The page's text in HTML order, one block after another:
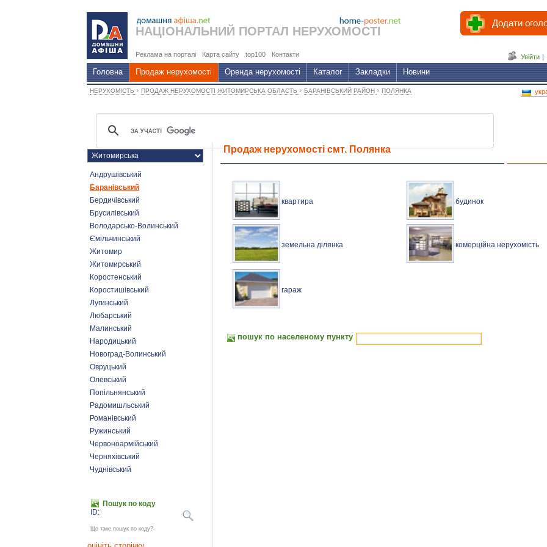
НАЦІОНАЛЬНИЙ ПОРТАЛ НЕРУХОМОСТІ
Додати
Реклама на порталі Карта сайту top100 Контакти Увійти |
Головна Продаж нерухомості Оренда нерухомості Каталог Закладки Новини
НЕРУХОМІСТЬ › ПРОДАЖ НЕРУХОМОСТІ ЖИТОМИРСЬКА ОБЛАСТЬ › БАРАНІВСЬКИЙ РАЙОН › ПОЛЯНКА
Андрушівський
Баранівський
Бердичівський
Брусилівський
Володарсько-Волинський
Ємільчинський
Житомир
Житомирський
Коростенський
Коростишівський
Лугинський
Любарський
Малинський
Народицький
Новоград-Волинський
Овруцький
Олевський
Попільнянський
Радомишльський
Романівський
Ружинський
Червоноармійський
Черняхівський
Чуднівський
Пошук по коду
ID:
Що таке пошук по коду?
Продаж нерухомості смт. Полянка
квартира будинок
земельна ділянка комерційна нерухомість
гараж
пошук по населеному пункту